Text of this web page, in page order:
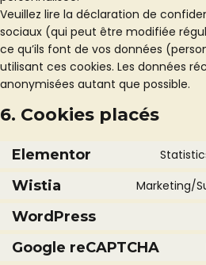
Veuillez lire la déclaration de
sociaux (qui peut être modifiée
ce qu’ils font de vos données
utilisant ces cookies. Les données
anonymisées autant que possible.
6. Cookies placés
Elementor
Wistia Marketing/
WordPress
Google reCAPTCHA